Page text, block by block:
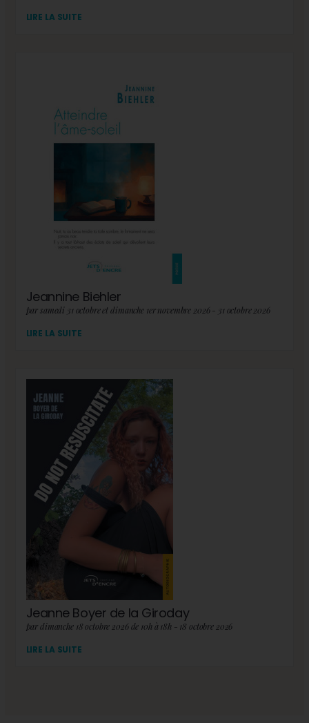
LIRE LA SUITE
Jeannine Biehler
par samedi 31 octobre et dimanche 1er novembre 2026 - 31 octobre 2026
LIRE LA SUITE
Jeanne Boyer de la Giroday
par dimanche 18 octobre 2026 de 10h à 18h - 18 octobre 2026
LIRE LA SUITE